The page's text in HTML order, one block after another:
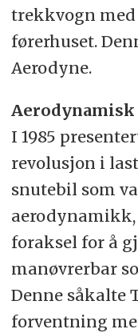
trekkvogn
førerhuset.
Aerodyne.
Aerodynamisk
I 1985
revolusjon i
snutebil som
foraksel for å
manøvrerbar
Denne såkalte
forventning